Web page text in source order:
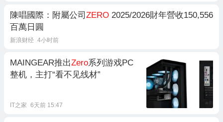
陳唱國際：附屬公司 ZERO 2025/2026財年營收150,556
百萬日圓
新浪财经 4小时前
MAINGEAR推出Zero系列游戏PC
整机，主打“看不见线材”
IT之家 6天前 15:47